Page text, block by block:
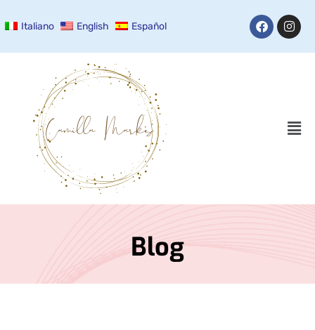
Italiano English Español
Blog